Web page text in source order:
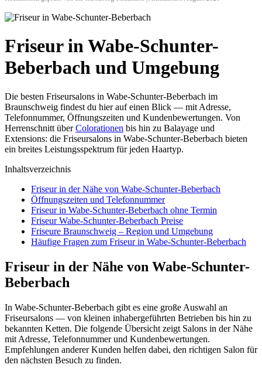
Friseur in Wabe-Schunter-
Beberbach und Umgebung
Die besten Friseursalons in Wabe-Schunter-Beberbach im
Braunschweig findest du hier auf einen Blick — mit Adresse,
Telefonnummer, Öffnungszeiten und Kundenbewertungen. Von
Herrenschnitt überColorationen bis hin zu Balayage und
Extensions: die Friseursalons in Wabe-Schunter-Beberbach bieten
ein breites Leistungsspektrum für jeden Haartyp.
Inhaltsverzeichnis
Friseur in der Nähe von Wabe-Schunter-Beberbach
Öffnungszeiten und Telefonnummer
Friseur in Wabe-Schunter-Beberbach ohne Termin
Friseur Wabe-Schunter-Beberbach Preise
Friseure Braunschweig – Region und Umgebung
Häufige Fragen zum Friseur in Wabe-Schunter-Beberbach
Friseur in der Nähe von Wabe-Schunter-
Beberbach
In Wabe-Schunter-Beberbach gibt es eine große Auswahl an
Friseursalons — von kleinen inhabergeführten Betrieben bis hin zu
bekannten Ketten. Die folgende Übersicht zeigt Salons in der Nähe
mit Adresse, Telefonnummer und Kundenbewertungen.
Empfehlungen anderer Kunden helfen dabei, den richtigen Salon für
den nächsten Besuch zu finden.